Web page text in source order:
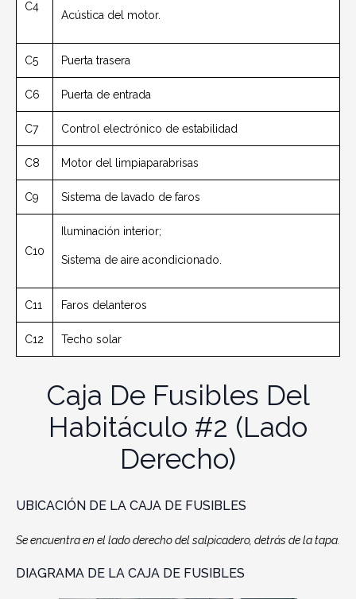
C4
Acústica del motor.
C5 Puerta trasera
C6 Puerta de entrada
C7 Control electrónico de estabilidad
C8 Motor del limpiaparabrisas
C9 Sistema de lavado de faros
C10
Iluminación interior;
Sistema de aire acondicionado.
C11 Faros delanteros
C12 Techo solar
Caja De Fusibles Del
Habitáculo #2 (lado
Derecho)
UBICACIÓN DE LA CAJA DE FUSIBLES
Se encuentra en el lado derecho del salpicadero, detrás de la tapa.
DIAGRAMA DE LA CAJA DE FUSIBLES